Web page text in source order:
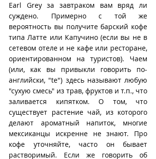
Earl Grey за завтраком вам вряд ли
суждено. Примерно с той же
вероятность вы получите барский кофе
типа Латте или Капучино (если вы не в
сетевом отеле и не кафе или ресторане,
ориентированном на туристов). Чаем
(или, как вы привыкли говорить по-
английски, "te") здесь называют любую
"сухую смесь" из трав, фруктов и т.п., что
заливается кипятком. О том, что
существует растение чай, из которого
делают ароматный напиток, многие
мексиканцы искренне не знают. Про
кофе уточняйте, часто он бывает
растворимый. Если же говорить об